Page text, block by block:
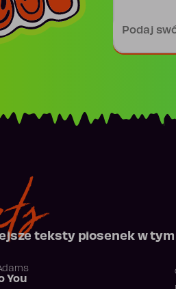
teksty piosenek w tym
You